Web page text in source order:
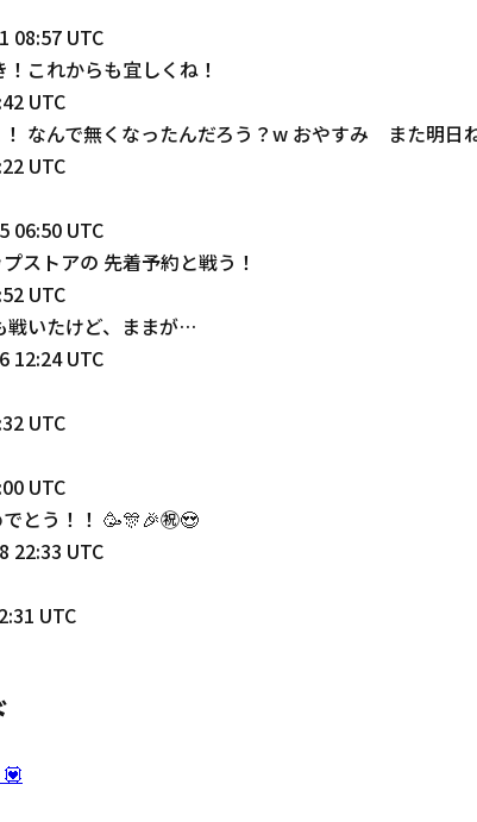
08:57 UTC
これからも宜しくね！
UTC
！ なんで無くなったんだろう？w おやすみ また明
UTC
06:50 UTC
ストアの 先着予約と戦う！
UTC
戦いたけど、ままが…
12:24 UTC
UTC
UTC
とう！！ 🥳🎊🎉㊗️😍
22:33 UTC
UTC